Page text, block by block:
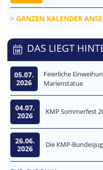
GANZEN KALENDER
DAS LIEGT
05.07.
2026
Feierliche
Marienstatue
04.07.
2026
KMP Sommerfest
26.06.
2026
Die KMP-